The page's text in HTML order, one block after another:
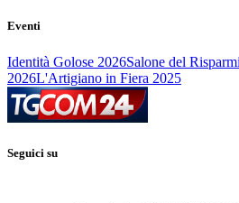
Eventi
Identità Golose 2026Salone del
2026L'Artigiano in Fiera 2025
Seguici su